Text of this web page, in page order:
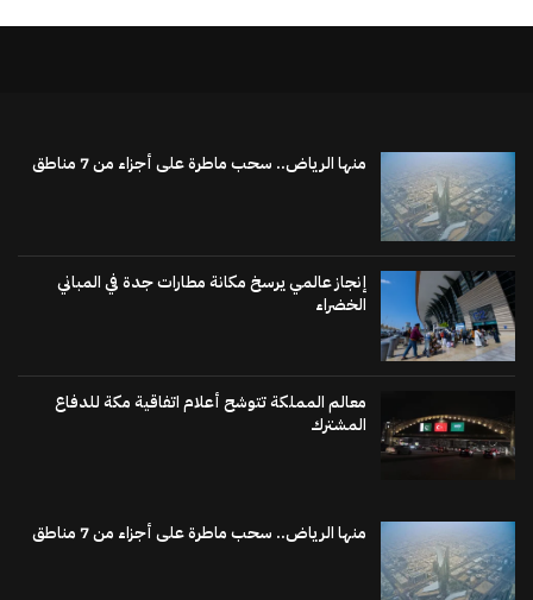
منها الرياض.. سحب ماطرة على أجزاء من 7 مناطق
إنجاز عالمي يرسخ مكانة مطارات جدة في المباني
الخضراء
معالم المملكة تتوشح أعلام اتفاقية مكة للدفاع
المشترك
منها الرياض.. سحب ماطرة على أجزاء من 7 مناطق